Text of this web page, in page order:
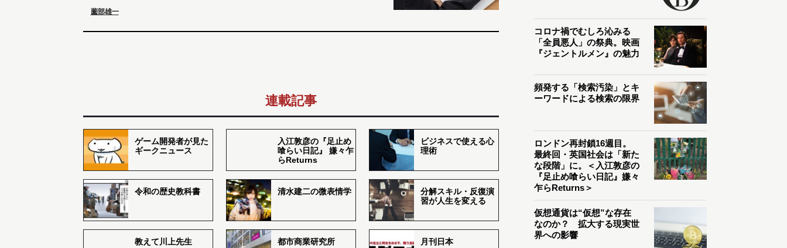
薗部雄一
連載記事
ゲーム開発者が見た
ギークニュース
入江敦彦の『足止め
喰らい日記』 嫌々乍
らReturns
ビジネスで使える心
理術
令和の歴史教科書 清水建二の微表情学
分解スキル・反復演
習が人生を変える
教えて川上先生 都市商業研究所 月刊日本
コロナ禍でむしろ沁みる
「全員悪人」の祭典。映画
『ジェントルメン』の魅力
頻発する「検索汚染」とキ
ーワードによる検索の限界
ロンドン再封鎖16週目。
最終回・英国社会は「新た
な段階」に。＜入江敦彦の
『足止め喰らい日記』嫌々
乍らReturns＞
仮想通貨は“仮想”な存在
なのか？ 拡大する現実世
界への影響